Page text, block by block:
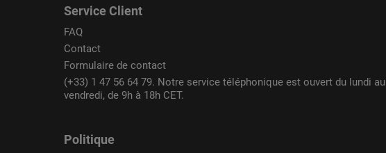
Service Client
FAQ
Contact
Formulaire de contact
(+33) 1 47 56 64 79. Notre service téléphonique est ouvert du lundi au
vendredi, de 9h à 18h CET.
Politique